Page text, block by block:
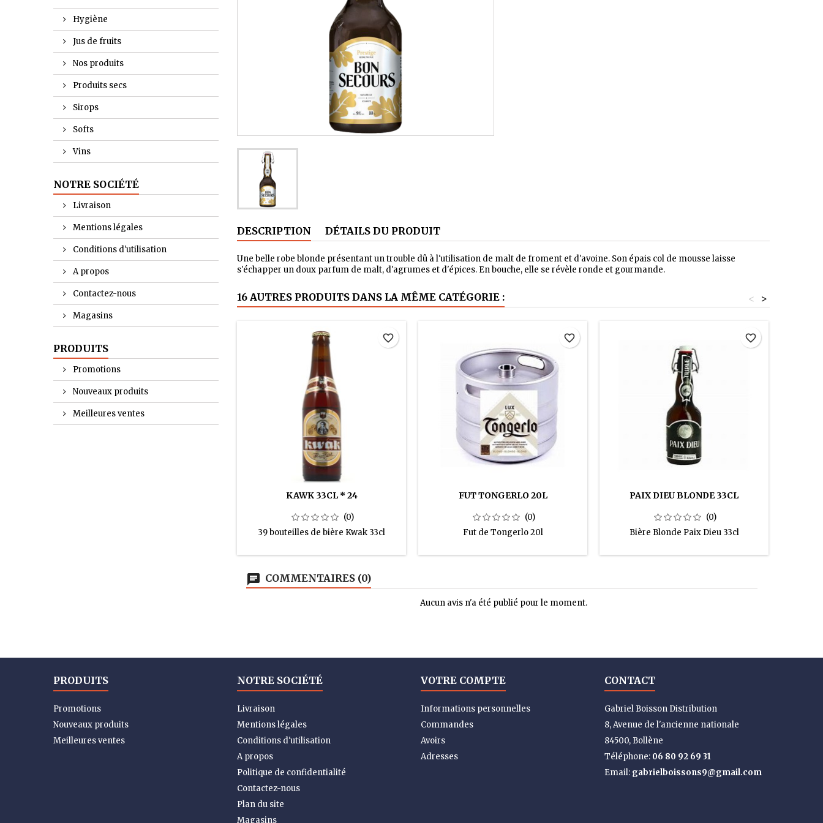
Hygiène
Jus de fruits
Nos produits
Produits secs
Sirops
Softs
Vins
NOTRE SOCIÉTÉ
Livraison
Mentions légales
Conditions d'utilisation
A propos
Contactez-nous
Magasins
PRODUITS
Promotions
Nouveaux produits
Meilleures ventes
DESCRIPTION DÉTAILS DU PRODUIT
Une belle robe blonde présentant un trouble dû à l'utilisation de malt de froment et d'avoine. Son épais col de mousse laisse
s'échapper un doux parfum de malt, d'agrumes et d'épices. En bouche, elle se révèle ronde et gourmande.
16 AUTRES PRODUITS DANS LA MÊME CATÉGORIE : >
<
KAWK 33CL * 24
(0)
39 bouteilles de bière Kwak 33cl
favorite_border
FUT TONGERLO 20L
(0)
Fut de Tongerlo 20l
favorite_border
PAIX DIEU BLONDE 33CL
(0)
Bière Blonde Paix Dieu 33cl
favorite_border
COMMENTAIRES (0)
Aucun avis n'a été publié pour le moment.
PRODUITS
Promotions
Nouveaux produits
Meilleures ventes
NOTRE SOCIÉTÉ
Livraison
Mentions légales
Conditions d'utilisation
A propos
Politique de confidentialité
Contactez-nous
Plan du site
Magasins
VOTRE COMPTE
Informations personnelles
Commandes
Avoirs
Adresses
CONTACT
Gabriel Boisson Distribution
8, Avenue de l'ancienne nationale
84500, Bollène
Téléphone: 06 80 92 69 31
Email: gabrielboissons9@gmail.com